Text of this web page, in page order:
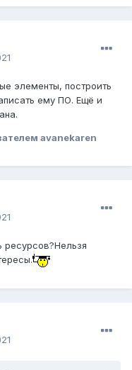
элементы, построить
ему ПО. Ещё и
avanekaren